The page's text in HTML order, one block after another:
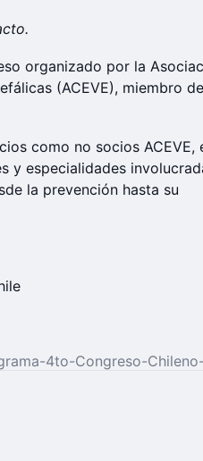
organizado por la
(ACEVE), miembro
como no socios ACEVE,
y especialidades
la prevención hasta su
4to-Congreso-